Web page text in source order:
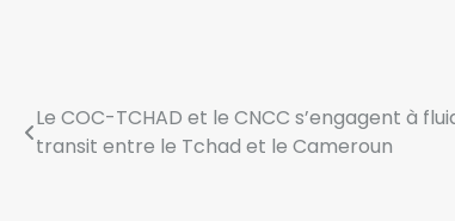
Le COC-TCHAD et le CNCC s’engagent à
transit entre le Tchad et le Cameroun